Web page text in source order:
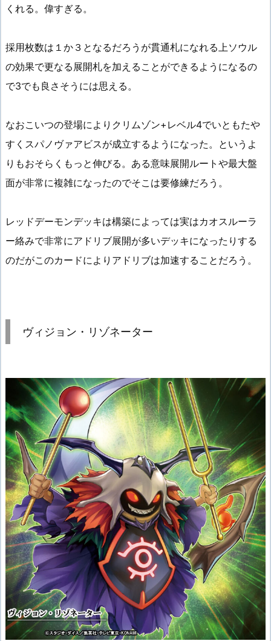
くれる。偉すぎる。
採用枚数は１か３となるだろうが貫通札になれる上ソウル
の効果で更なる展開札を加えることができるようになるの
で3でも良さそうには思える。
なおこいつの登場によりクリムゾン+レベル4でいともたや
すくスパノヴァアビスが成立するようになった。というよ
りもおそらくもっと伸びる。ある意味展開ルートや最大盤
面が非常に複雑になったのでそこは要修練だろう。
レッドデーモンデッキは構築によっては実はカオスルーラ
ー絡みで非常にアドリブ展開が多いデッキになったりする
のだがこのカードによりアドリブは加速することだろう。
ヴィジョン・リゾネーター